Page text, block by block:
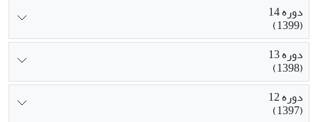
دوره 14
(1399)
دوره 13
(1398)
دوره 12
(1397)